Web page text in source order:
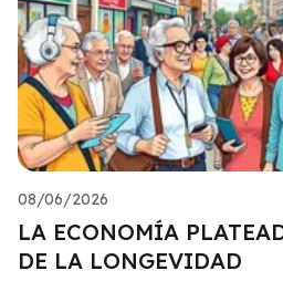
08/06/2026
LA ECONOMÍA
DE LA LONGEVIDAD